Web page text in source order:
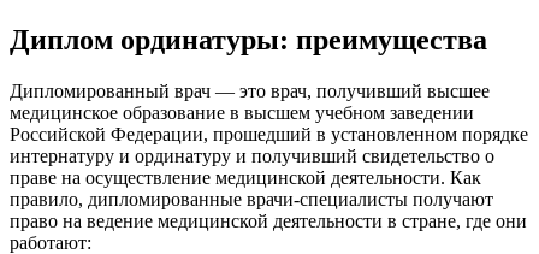
Диплом ординатуры: преимущества
Дипломированный врач — это врач, получивший высшее
медицинское образование в высшем учебном заведении
Российской Федерации, прошедший в установленном порядке
интернатуру и ординатуру и получивший свидетельство о
праве на осуществление медицинской деятельности. Как
правило, дипломированные врачи-специалисты получают
право на ведение медицинской деятельности в стране, где они
работают: